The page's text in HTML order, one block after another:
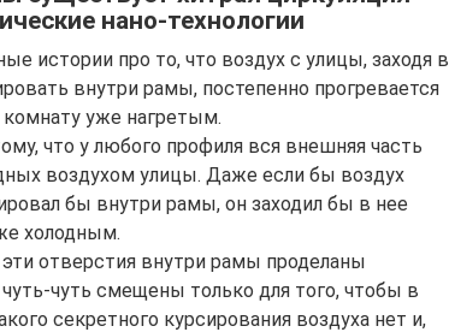
нано-технологии
истории про то, что воздух с улицы, заходя в
внутри рамы, постепенно прогревается
уже нагретым.
что у любого профиля вся внешняя часть
воздухом улицы. Даже если бы воздух
бы внутри рамы, он заходил бы в нее
холодным.
отверстия внутри рамы проделаны
чуть смещены только для того, чтобы в
секретного курсирования воздуха нет и,